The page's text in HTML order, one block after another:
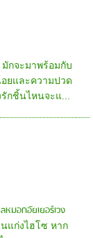
กจะมาพร้อมกับ
ยและความปวด
รักชิ้นไหนจะแ...
มอกอัยเยอร์เวง
แก่งไฮโซ หาก